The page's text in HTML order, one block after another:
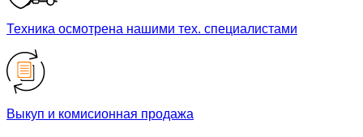
Техника осмотрена нашими тех. специалистами
Выкуп и комисионная продажа